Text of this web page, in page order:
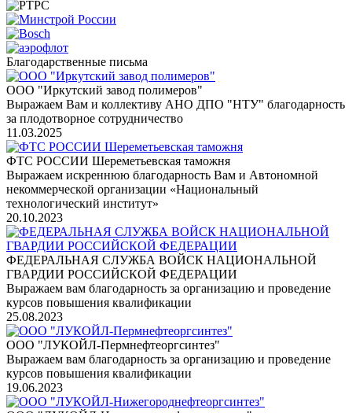
Благодарственные письма
ООО "Иркутский завод полимеров"
Выражаем Вам и коллективу АНО ДПО "НТУ" благодарность
за плодотворное сотрудничество
11.03.2025
ФТС РОССИИ Шереметьевская таможня
Выражаем искреннюю благодарность Вам и Автономной
некоммерческой организации «Национальный
технологический институт»
20.10.2023
ФЕДЕРАЛЬНАЯ СЛУЖБА ВОЙСК НАЦИОНАЛЬНОЙ
ГВАРДИИ РОССИЙСКОЙ ФЕДЕРАЦИИ
Выражаем вам благодарность за организацию и проведение
курсов повышения квалификации
25.08.2023
ООО "ЛУКОЙЛ-Пермнефтеоргсинтез"
Выражаем вам благодарность за организацию и проведение
курсов повышения квалификации
19.06.2023